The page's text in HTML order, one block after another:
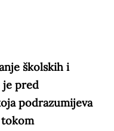
školskih i
je pred
podrazumijeva
tokom